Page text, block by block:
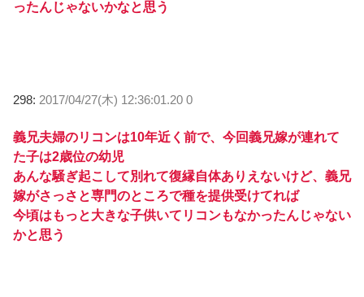
ったんじゃないかなと思う
298: 2017/04/27(木) 12:36:01.20 0
義兄夫婦のリコンは10年近く前で、今回義兄嫁が連れて
た子は2歳位の幼児
あんな騒ぎ起こして別れて復縁自体ありえないけど、義兄
嫁がさっさと専門のところで種を提供受けてれば
今頃はもっと大きな子供いてリコンもなかったんじゃない
かと思う